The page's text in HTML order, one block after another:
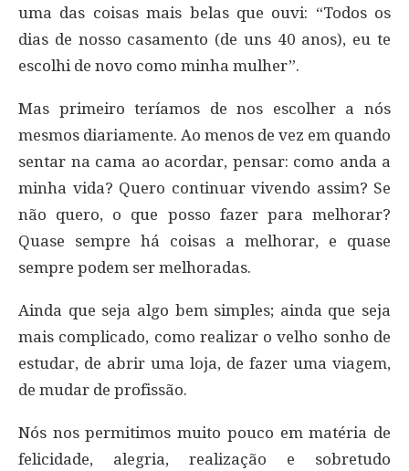
uma das coisas mais belas que ouvi: “Todos os
dias de nosso casamento (de uns 40 anos), eu te
escolhi de novo como minha mulher”.
Mas primeiro teríamos de nos escolher a nós
mesmos diariamente. Ao menos de vez em quando
sentar na cama ao acordar, pensar: como anda a
minha vida? Quero continuar vivendo assim? Se
não quero, o que posso fazer para melhorar?
Quase sempre há coisas a melhorar, e quase
sempre podem ser melhoradas.
Ainda que seja algo bem simples; ainda que seja
mais complicado, como realizar o velho sonho de
estudar, de abrir uma loja, de fazer uma viagem,
de mudar de profissão.
Nós nos permitimos muito pouco em matéria de
felicidade, alegria, realização e sobretudo